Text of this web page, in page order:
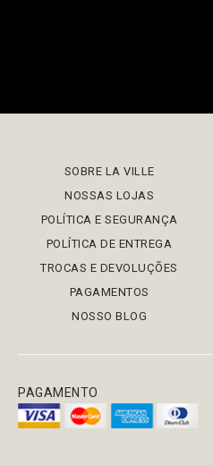
SOBRE LA VILLE
NOSSAS LOJAS
POLÍTICA E SEGURANÇA
POLÍTICA DE ENTREGA
TROCAS E DEVOLUÇÕES
PAGAMENTOS
NOSSO BLOG
PAGAMENTO